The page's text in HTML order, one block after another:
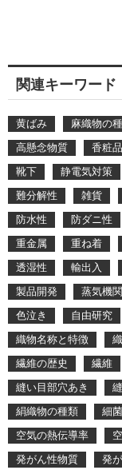
関連キーワード
黄ばみ 麻織物の
高懸念物質
香粧品
靴下
静電気対策
難分解性
雑貨
防水性
防ダニ性
重金属
重ね着
透湿性
輸出入
製品開発
蒸気機関
色泣き
自由研究
織物名称と特徴
繊維の歴史
繊維
縫い目部穴あき
絹織物の種類
細菌
空気の熱伝導率
発がん性物質
発